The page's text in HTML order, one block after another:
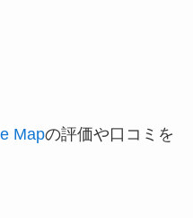
Mapの評価や口コミを